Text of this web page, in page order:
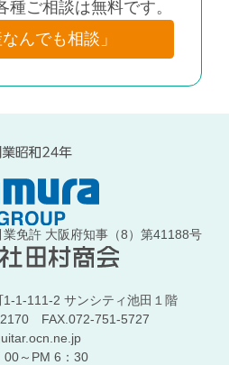
種ご相談は無料です。
なんでも相談」
業免許 大阪府知事（8）第41188号
1-1-111-2 サンシティ池田１階
FAX.072-751-5727
00～PM 6：30